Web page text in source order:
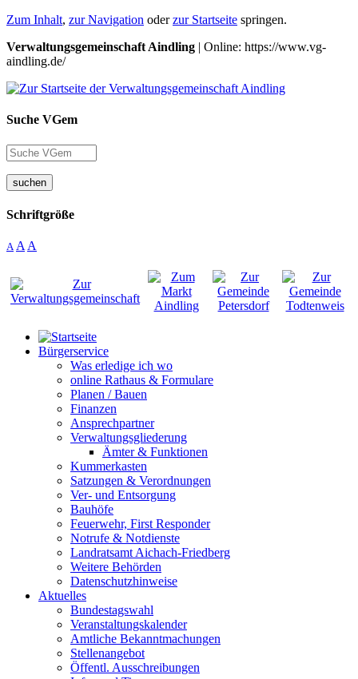
Zum Inhalt, zur Navigation oderzur Startseite springen.
Verwaltungsgemeinschaft Aindling | Online: https://www.vg-
aindling.de/
Suche VGem
suchen
Schriftgröße
A A A
Bürgerservice
Was erledige ich wo
online Rathaus & Formulare
Planen / Bauen
Finanzen
Ansprechpartner
Verwaltungsgliederung
Ämter & Funktionen
Kummerkasten
Satzungen & Verordnungen
Ver- und Entsorgung
Bauhöfe
Feuerwehr, First Responder
Notrufe & Notdienste
Landratsamt Aichach-Friedberg
Weitere Behörden
Datenschutzhinweise
Aktuelles
Bundestagswahl
Veranstaltungskalender
Amtliche Bekanntmachungen
Stellenangebot
Öffentl. Ausschreibungen